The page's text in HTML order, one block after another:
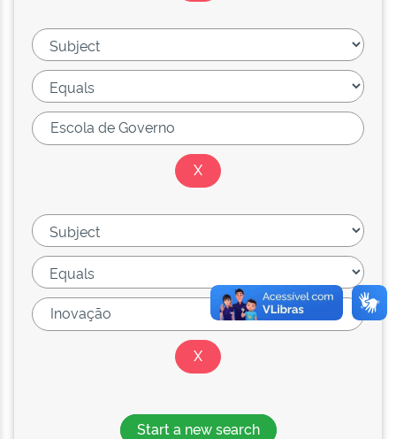
Start a new search